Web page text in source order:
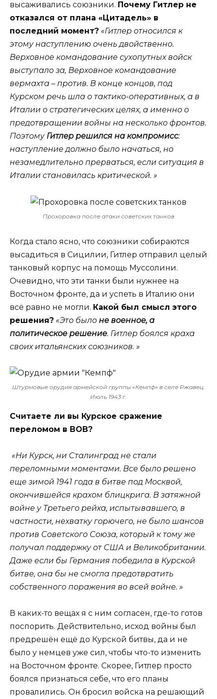
высаживались союзники. Почему Гитлер не
отказался от плана «Цитадель» в
последний момент? «Гитлер относился к
этому наступлению очень двойственно.
Верховное командование сухопутных войск
выступало за, Верховное командование
вермахта – против. В конце концов, под
Курском речь шла о тактико-оперативных, а в
Италии о стратегических целях, а именно о
предотвращении войны на несколько фронтов.
Поэтому Гитлер решился на компромисс:
наступление должно было начаться, но
незамедлительно прерваться, если ситуация в
Италии становилась критической. »
Прохоровка после атаки советских танков
Когда стало ясно, что союзники собираются
высадиться в Сицилии, Гитлер отправил целый
танковый корпус на помощь Муссолини.
Очевидно, что эти танки были нужнее на
Восточном фронте, да и успеть в Италию они
всё равно не могли. Какой был смысл этого
решения? «Это было не военное, а
политическое решение. Гитлер боялся краха
своих итальянских союзников. »
Штурмовые орудия армейской группы «Кемпф» в селе Ржавец.
Июль 1943 г.
Считаете ли вы Курское сражение
переломом в ВОВ?
«Ни Курск, ни Сталинград не стали
переломными моментами. Все было решено
еще зимой 1941 года в битве под Москвой,
окончившейся крахом блицкрига. В затяжной
войне у Третьего рейха, испытывавшего, в
частности, нехватку горючего, не было шансов
против Советского Союза, который к тому же
получал поддержку от США и Великобритании.
Даже если бы Германия победила в Курской
битве, она бы не смогла предотвратить
собственного поражения во всей войне. »
В каких-то вещах я с ним согласен, где-то готов
поспорить. Действительно, исход войны был
предрешён ещё до Курской битвы, да и не
было у немцев уже сил, чтобы что-то изменить
на Восточном фронте. Скорее, Гитлер просто
боялся признаться себе, что его планы
провалились. Он бросил войска на решающий